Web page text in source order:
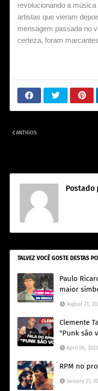
revolucionando a
artistas que vieram
mensagem passada no
certeza, foram
ANTIGOS
Postado
TALVEZ VOCÊ GOSTE DESTAS
Paulo
maior
August 21,
Clemente
"Punk são
April 06, 2023
RPM no
January 31,